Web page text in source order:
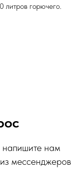
литров горючего.
напишите нам
мессенджеров